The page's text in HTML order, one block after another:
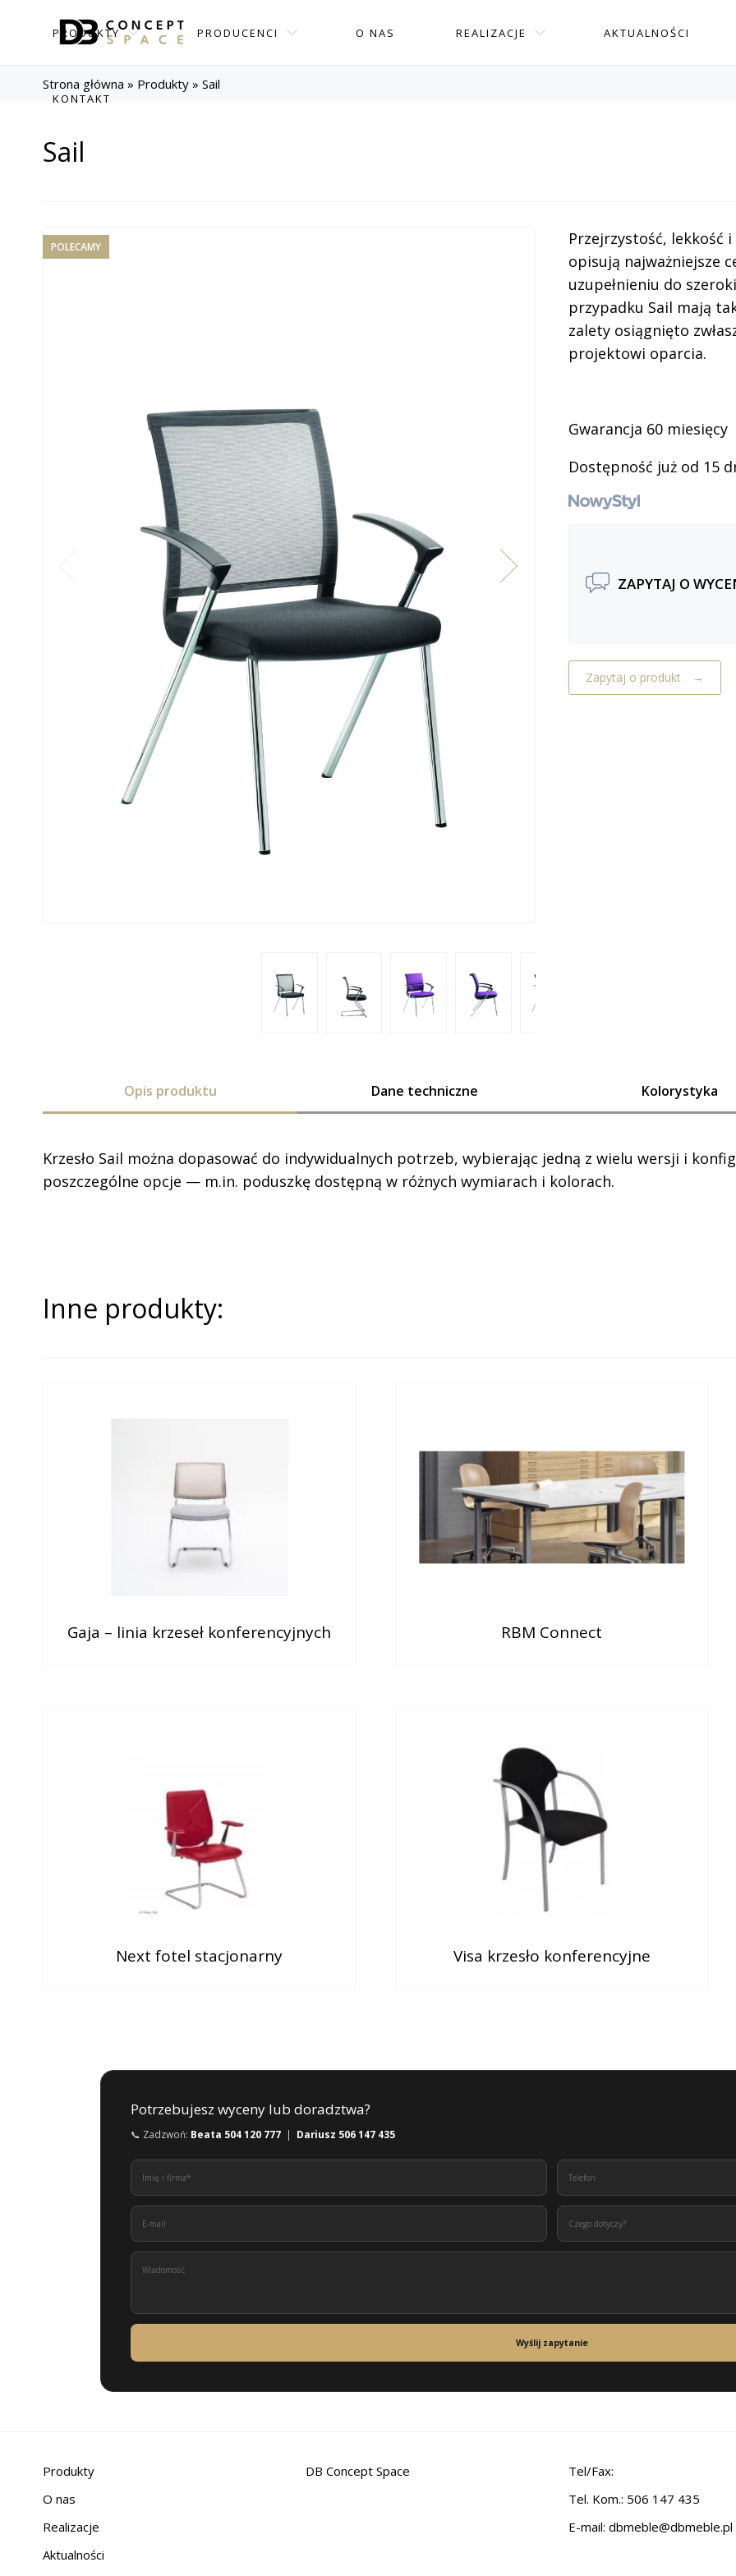
PRODUKTY PRODUCENCI O NAS REALIZACJE AKTUALNOŚCI
KONTAKT
Strona główna » Produkty » Sail
Sail
POLECAMY
Przejrzystość, lekkość
opisują najważniejsze
uzupełnieniu do
przypadku Sail mają
zalety osiągnięto
projektowi oparcia.
Gwarancja 60 miesięcy
Dostępność już od 15
ZAPYTAJ O
Zapytaj o produkt
Opis produktu Dane techniczne Kolorystyka
Krzesło Sail można dopasować do indywidualnych potrzeb, wybierając jedną z wielu wersji i
poszczególne opcje — m.in. poduszkę dostępną w różnych wymiarach i kolorach.
Inne produkty:
Gaja – linia krzeseł konferencyjnych RBM Connect
Next fotel stacjonarny Visa krzesło konferencyjne
Potrzebujesz wyceny lub doradztwa?
📞 Zadzwoń: Beata 504 120 777 | Dariusz 506 147 435
Wyślij zapytanie
Produkty
O nas
Realizacje
Aktualności
DB Concept Space
Tel/Fax:
Tel. Kom.: 506 147 435
E-mail: dbmeble@dbmeble.pl